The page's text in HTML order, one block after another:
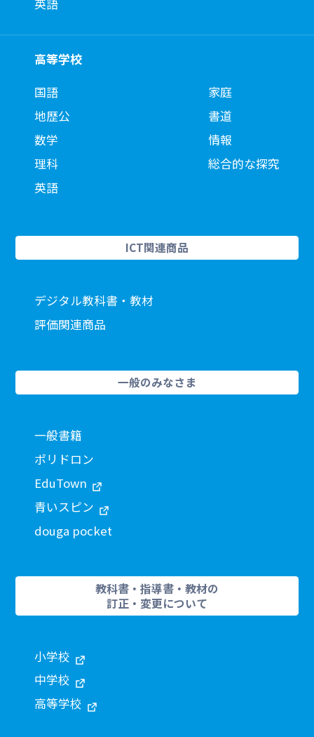
英語
高等学校
国語
地歴公
数学
理科
英語
家庭
書道
情報
総合的な探究
ICT関連商品
デジタル教科書・教材
評価関連商品
一般のみなさま
一般書籍
ポリドロン
EduTown
青いスピン
douga pocket
教科書・指導書・教材の
訂正・変更について
小学校
中学校
高等学校